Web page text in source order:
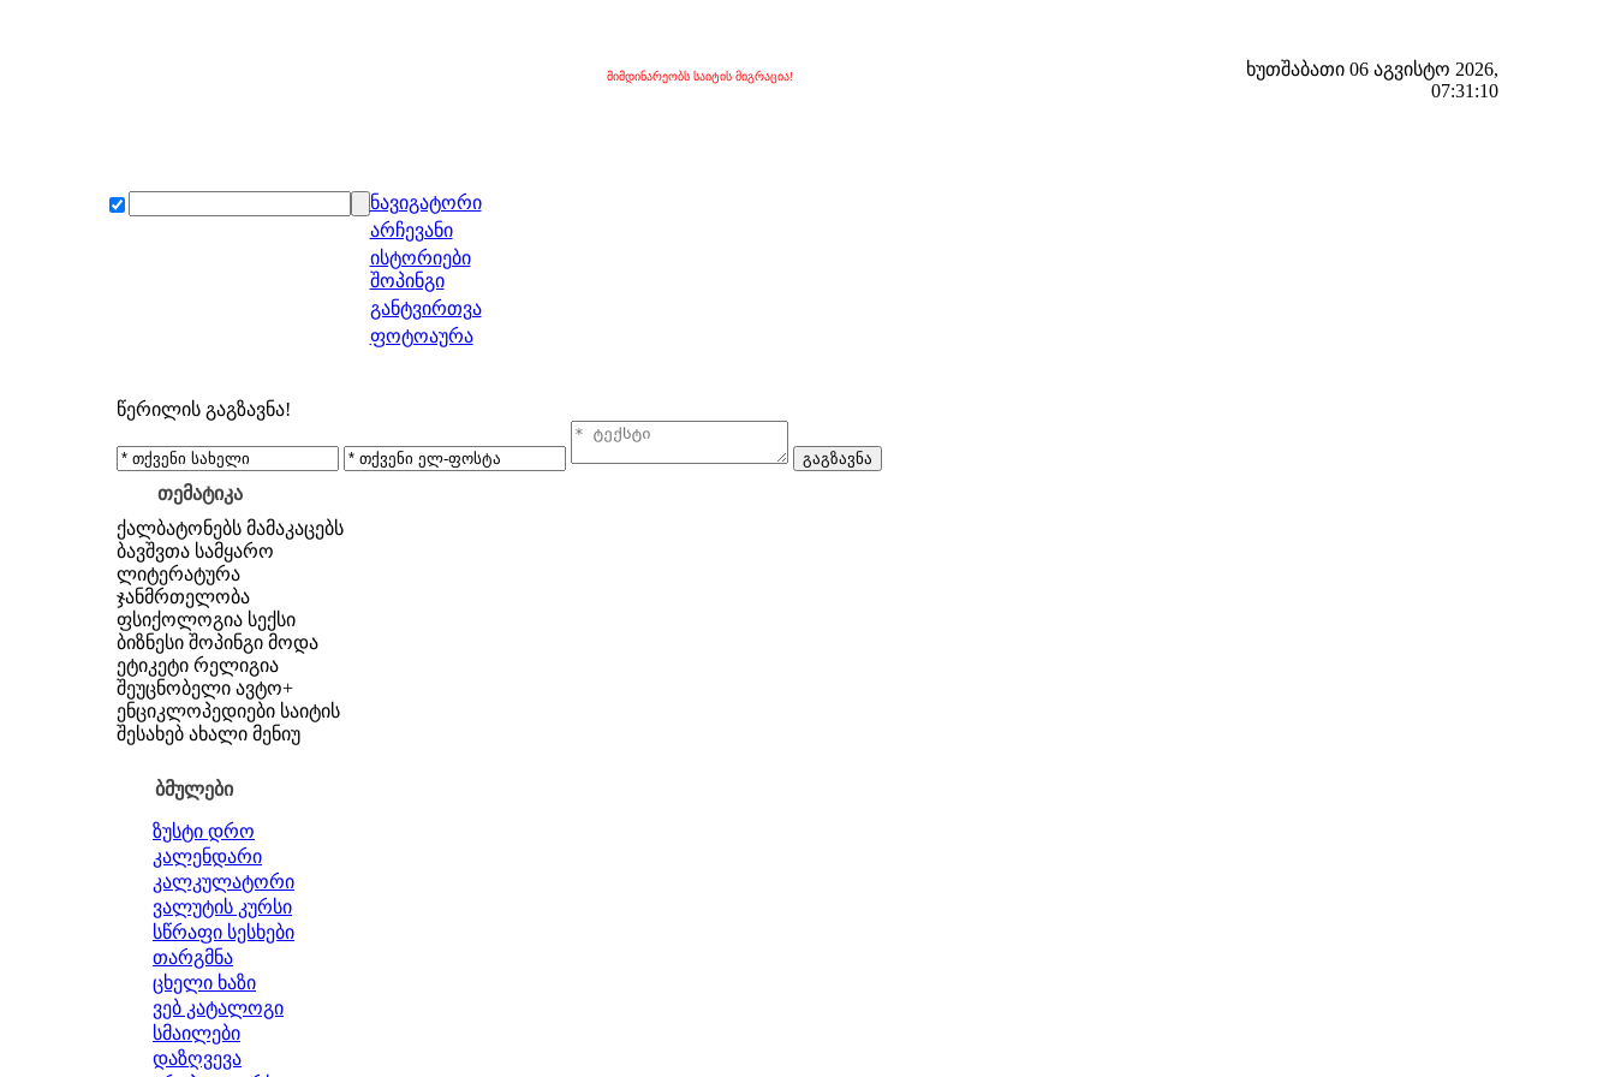
მიმდინარეობს საიტის მიგრაცია!
ხუთშაბათი 06 აგვისტო 2026,
07:31:11
ნავიგატორი
არჩევანი
ისტორიები
შოპინგი
განტვირთვა
ფოტოაურა
წერილის გაგზავნა!
თემატიკა
ქალბატონებს მამაკაცებს
ბავშვთა სამყარო
ლიტერატურა
ჯანმრთელობა
ფსიქოლოგია სექსი
ბიზნესი შოპინგი მოდა
ეტიკეტი რელიგია
შეუცნობელი ავტო+
ენციკლოპედიები საიტის
შესახებ ახალი მენიუ
ბმულები
ზუსტი დრო
კალენდარი
კალკულატორი
ვალუტის კურსი
სწრაფი სესხები
თარგმნა
ცხელი ხაზი
ვებ კატალოგი
სმაილები
დაზღვევა